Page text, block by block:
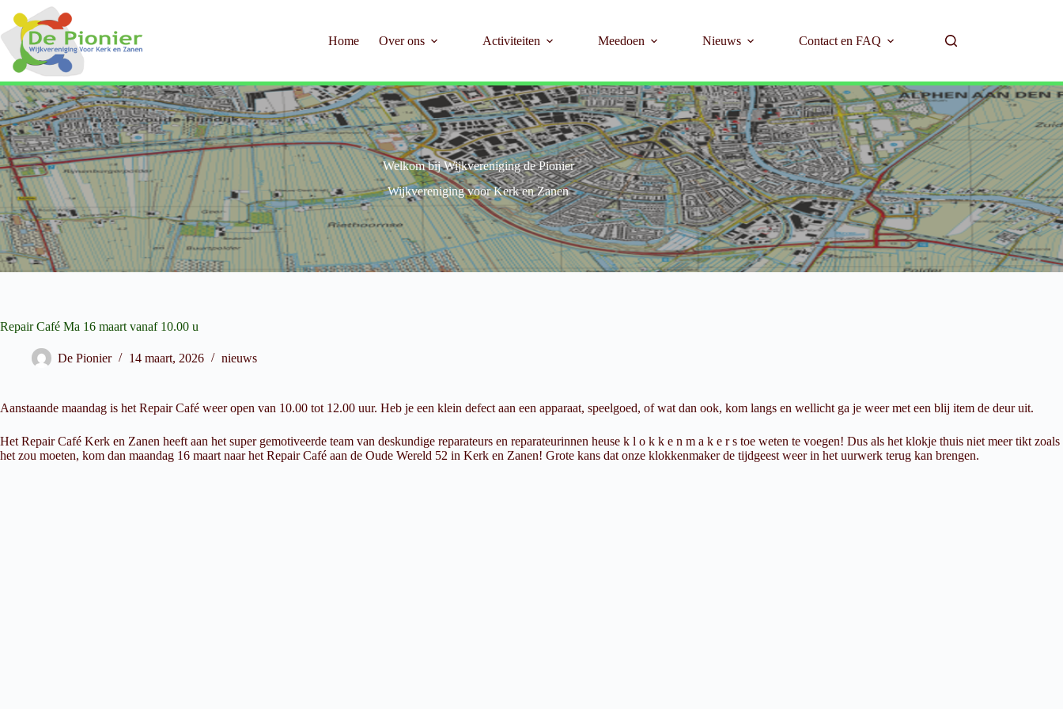
naar
de
inhoud
Home Over ons Activiteiten Meedoen Nieuws Contact en FAQ
Welkom bij Wijkvereniging de Pionier
Wijkvereniging voor Kerk en Zanen
Repair Café Ma 16 maart vanaf 10.00 u
De Pionier 14 maart, 2026 nieuws
Aanstaande maandag is het Repair Café weer open van 10.00 tot 12.00 uur. Heb je een klein defect aan een apparaat, speelgoed, of wat dan ook, kom langs en wellicht ga je weer met een blij item de deur uit.
Het Repair Café Kerk en Zanen heeft aan het super gemotiveerde team van deskundige reparateurs en reparateurinnen heuse k l o k k e n m a k e r s toe weten te voegen! Dus als het klokje thuis niet meer tikt zoals
het zou moeten, kom dan maandag 16 maart naar het Repair Café aan de Oude Wereld 52 in Kerk en Zanen! Grote kans dat onze klokkenmaker de tijdgeest weer in het uurwerk terug kan brengen.